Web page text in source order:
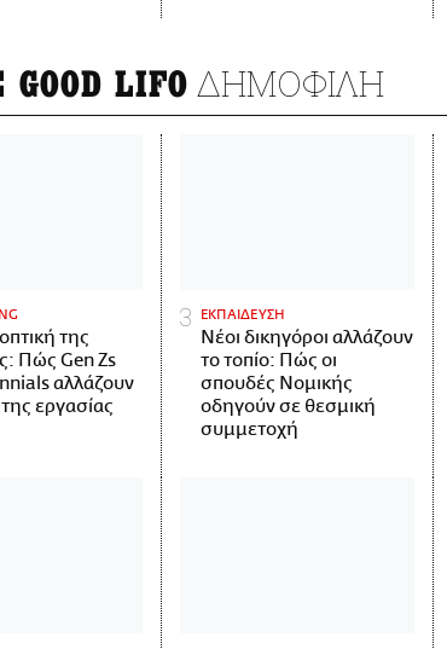
GOOD LIFO ΔΗΜΟΦΙΛΗ
της
Πώς Gen Zs
αλλάζουν
εργασίας
ΕΚΠΑΙΔΕΥΣΗ
Νέοι δικηγόροι αλλάζουν
το τοπίο: Πώς οι
σπουδές Νομικής
οδηγούν σε θεσμική
συμμετοχή